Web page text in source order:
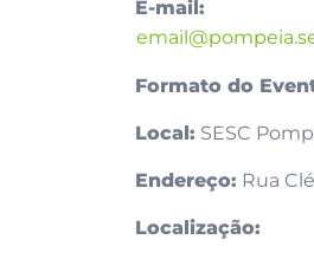
E-mail:
Formato do
Local: SESC
Endereço: Rua
Localização: